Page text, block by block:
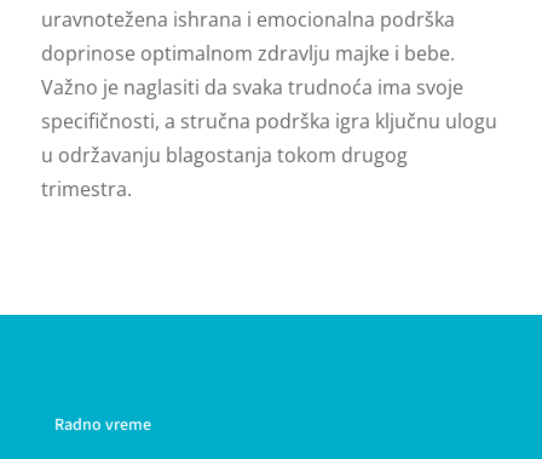
uravnotežena ishrana i emocionalna podrška
doprinose optimalnom zdravlju majke i bebe.
Važno je naglasiti da svaka trudnoća ima svoje
specifičnosti, a stručna podrška igra ključnu ulogu
u održavanju blagostanja tokom drugog
trimestra.
Radno vreme